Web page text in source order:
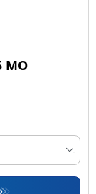
MO